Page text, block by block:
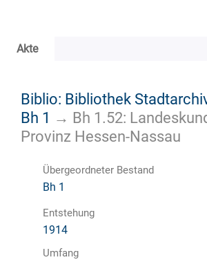
Akte
Biblio: Bibliothek
Bh 1 → Bh 1.52:
Provinz Hessen-Nassau
Übergeordneter Bestand
Bh 1
Entstehung
1914
Umfang